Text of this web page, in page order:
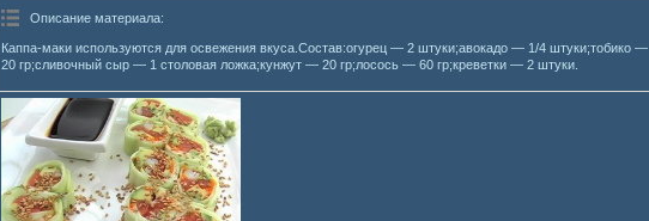
Описание материала:
Каппа-маки используются для освежения вкуса.Состав:огурец — 2 штуки;авокадо — 1/4 штуки;тобико —
20 гр;сливочный сыр — 1 столовая ложка;кунжут — 20 гр;лосось — 60 гр;креветки — 2 штуки.